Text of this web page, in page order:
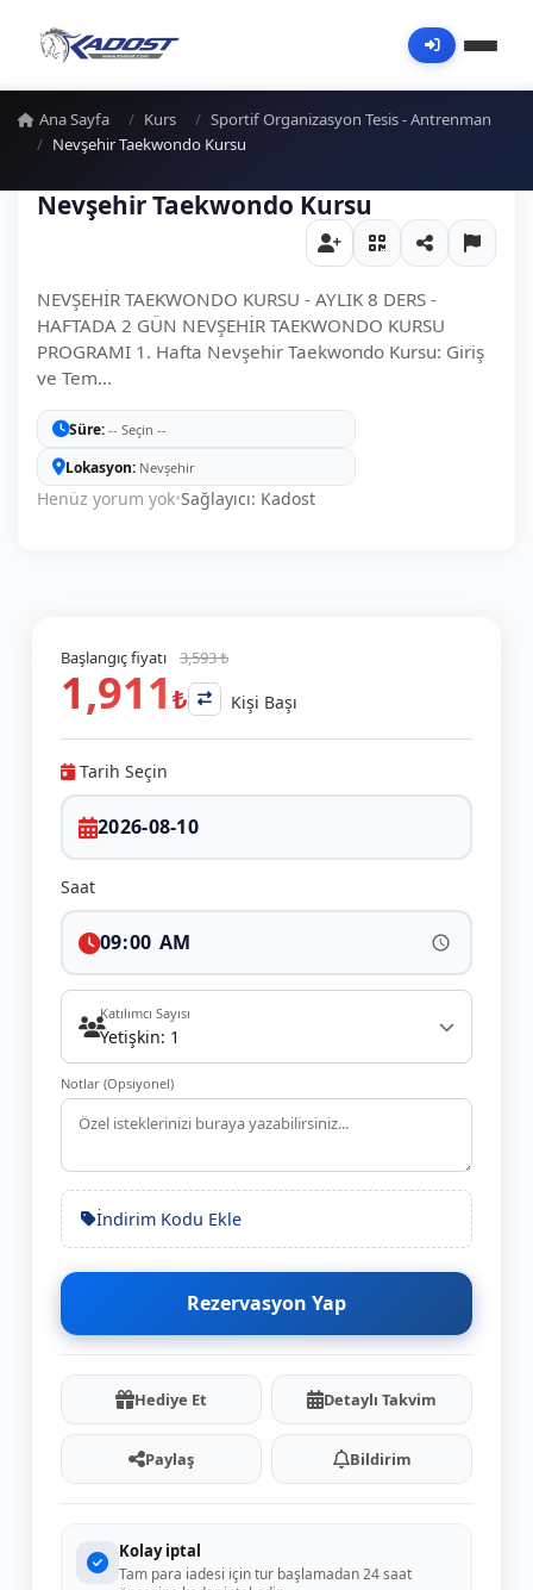
Ana Sayfa Kurs
Sportif Organizasyon Tesis - Antrenman
Nevşehir Taekwondo Kursu
Nevşehir Taekwondo Kursu
NEVŞEHİR TAEKWONDO KURSU - AYLIK 8 DERS -
HAFTADA 2 GÜN NEVŞEHİR TAEKWONDO KURSU
PROGRAMI 1. Hafta Nevşehir Taekwondo Kursu: Giriş
ve Tem...
Süre -- Seçin --
Lokasyon Nevşehir
Henüz yorum yok•Sağlayıcı: Kadost
Başlangıç fiyatı 3,593 ₺
1,911 ₺ Kişi Başı
Tarih Seçin
Saat
Katılımcı Sayısı
Yetişkin: 1
Notlar (Opsiyonel)
İndirim Kodu Ekle
Rezervasyon Yap
Hediye Et Detaylı Takvim
Paylaş Bildirim
Kolay iptal
Tam para iadesi için tur başlamadan 24 saat